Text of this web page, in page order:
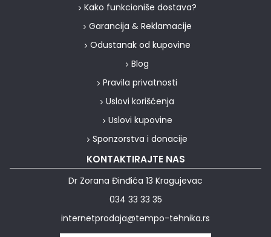
Kako funkcioniše dostava?
Garancija & Reklamacije
Odustanak od kupovine
Blog
Pravila privatnosti
Uslovi korišćenja
Uslovi kupovine
Sponzorstva i donacije
KONTAKTIRAJTE NAS
Dr Zorana Đinđića 13 Kragujevac
034 33 33 35
internetprodaja@tempo-tehnika.rs